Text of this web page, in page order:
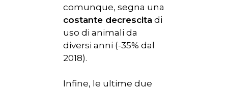
comunque, segna una
costante decrescita di
uso di animali da
diversi anni (-35% dal
2018).
Infine, le ultime due